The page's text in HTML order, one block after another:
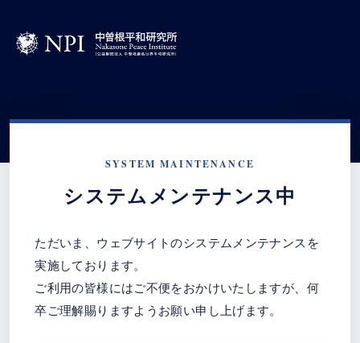
SYSTEM MAINTENANCE
システムメンテナンス中
ただいま、ウェブサイトのシステムメンテナンスを
実施しております。
ご利用の皆様にはご不便をおかけいたしますが、何
卒ご理解賜りますようお願い申し上げます。